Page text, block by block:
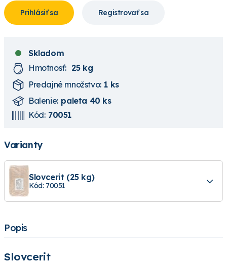
Prihlásiť sa Registrovať sa
Skladom
Hmotnosť: 25 kg
Predajné množstvo: 1 ks
Balenie: paleta 40 ks
Kód: 70051
Varianty
Slovcerit (25 kg)
Kód: 70051
Popis
Slovcerit